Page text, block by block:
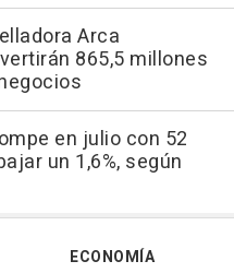
Arca
865,5 millones
en julio con 52
un 1,6%, según
ECONOMÍA